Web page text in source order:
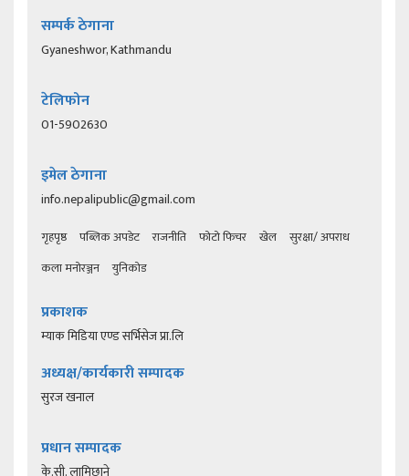
सम्पर्क ठेगाना
Gyaneshwor, Kathmandu
टेलिफोन
01-5902630
इमेल ठेगाना
info.nepalipublic@gmail.com
गृहपृष्ठ पब्लिक अपडेट राजनीति फोटो फिचर खेल
सुरक्षा/ अपराध
कला मनोरञ्जन
युनिकोड
प्रकाशक
म्याक मिडिया एण्ड सर्भिसेज प्रा.लि
अध्यक्ष/कार्यकारी सम्पादक
सुरज खनाल
प्रधान सम्पादक
के.सी. लामिछाने